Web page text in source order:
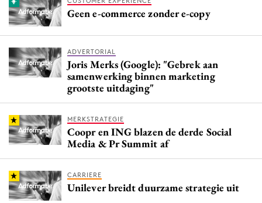
Geen e-commerce zonder e-copy
ADVERTORIAL
Joris Merks (Google): "Gebrek aan
samenwerking binnen marketing
grootste uitdaging"
MERKSTRATEGIE
Coopr en ING blazen de derde Social
Media & Pr Summit af
CARRIERE
Unilever breidt duurzame strategie uit